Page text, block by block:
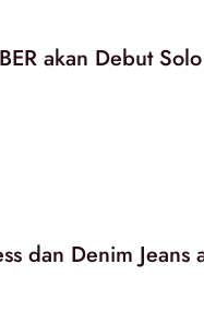
akan Debut
dan Denim Jeans